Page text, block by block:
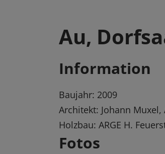
Au,
Information
Baujahr: 2009
Architekt: Johann Muxel,
Holzbau: ARGE H.
Fotos